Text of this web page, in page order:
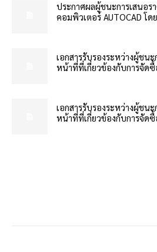
ประกาศผลผู้ชนะการเสนอร
คอมพิวเตอร์ AUTOCAD โด
เอกสารรับรองระหว่างผู้ชนะ
หน้าที่ที่เกี่ยวข้องกับการจัดซื้
เอกสารรับรองระหว่างผู้ชนะ
หน้าที่ที่เกี่ยวข้องกับการจัดซื้